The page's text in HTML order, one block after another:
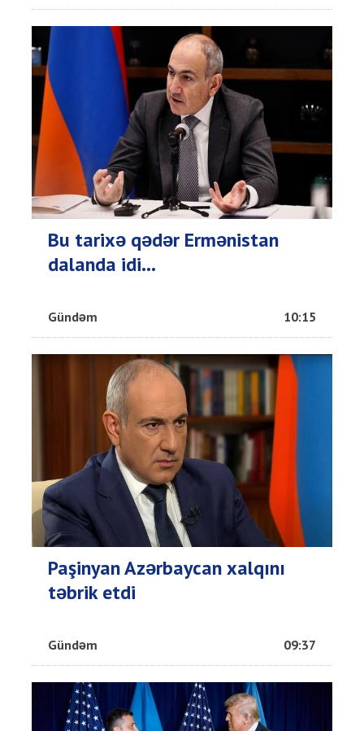
Bu tarixə qədər Ermənistan
dalanda idi...
Gündəm 10:15
Paşinyan Azərbaycan xalqını
təbrik etdi
Gündəm 09:37